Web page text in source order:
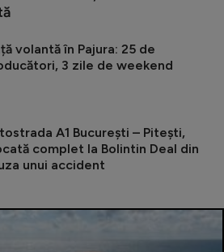
volantă în Pajura: 25 de
3 zile de weekend
A1 București – Pitești,
complet la Bolintin Deal din
unui accident